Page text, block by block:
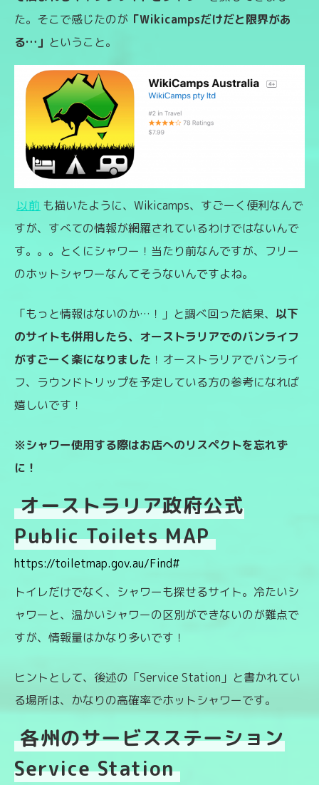
た。そこで感じたのが 「Wikicampsだけだと限界があ
る…」 ということ。
以前 も描いたように、Wikicamps、すごーく便利なんで
すが、すべての情報が網羅されているわけではないんで
す。。。とくにシャワー！当たり前なんですが、フリー
のホットシャワーなんてそうないんですよね。
「もっと情報はないのか…！」と調べ回った結果、 以下
のサイトも併用したら、オーストラリアでのバンライフ
がすごーく楽になりました ！オーストラリアでバンライ
フ、ラウンドトリップを予定している方の参考になれば
嬉しいです！
※シャワー使用する際はお店へのリスペクトを忘れず
に！
オーストラリア政府公式
Public Toilets MAP
https://toiletmap.gov.au/Find#
トイレだけでなく、シャワーも探せるサイト。冷たいシ
ャワーと、温かいシャワーの区別ができないのが難点で
すが、情報量はかなり多いです！
ヒントとして、後述の「Service Station」と書かれてい
る場所は、かなりの高確率でホットシャワーです。
各州のサービスステーション
Service Station